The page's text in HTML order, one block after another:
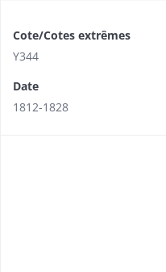
Cote/Cotes extrêmes
Y344
Date
1812-1828